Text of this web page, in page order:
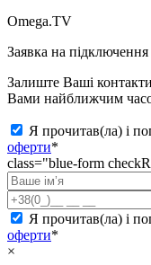
Omega.TV
Заявка на підключення
Залиште Ваші
Вами найближчим
Я прочитав(ла) і
оферти*
class="blue-form
Я прочитав(ла) і
оферти*
×